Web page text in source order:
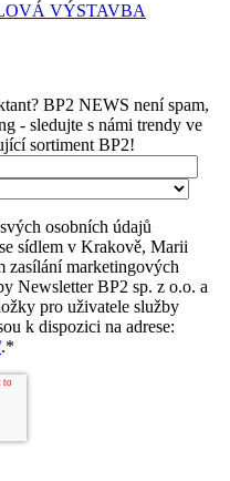
VÝSTAVBA
BP2 NEWS není spam,
- sledujte s námi trendy ve
sortiment BP2!
osobních údajů
sídlem v Krakově, Marii
zasílání marketingových
Newsletter BP2 sp. z o.o. a
pro uživatele služby
k dispozici na adrese:
.*